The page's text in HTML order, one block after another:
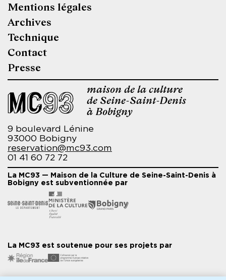
de
page
Mentions légales
Archives
Technique
Contact
Presse
maison de la culture
de Seine-Saint-Denis
à Bobigny
9 boulevard Lénine
93000 Bobigny
reservation@mc93.com
01 41 60 72 72
La MC93 — Maison de la Culture de Seine-Saint-Denis à
Bobigny est subventionnée par
La MC93 est soutenue pour ses projets par